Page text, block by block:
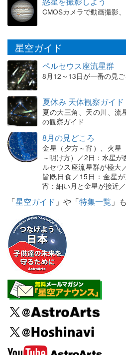
CMOSカメラで動画撮影
星空ガイド
ペルセウス座流星群
8月12～13日が一番の見
夏休み 天体観察ガイド
夏の大三角、天の川、流
の観察ガイド
8月の見どころ
金星（夕方～宵）、火星
～明け方）／2日：水星
ルセウス座流星群が極大
皆既日食／15日：金星
宵：細い月と金星が接近
「星空ガイド 」や「特集一覧 」